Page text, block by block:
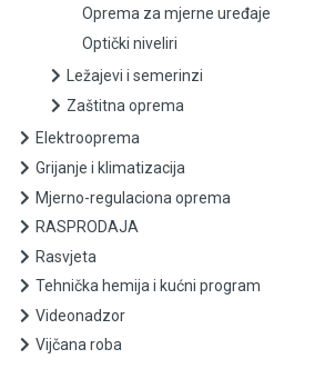
Oprema za mjerne uređaje
Optički niveliri
Zaštitna oprema
Elektrooprema
Grijanje i klimatizacija
Oprema za mjerne uređaje
Optički niveliri
Ležajevi i semerinzi
Zaštitna oprema
Elektrooprema
Grijanje i klimatizacija
Mjerno-regulaciona oprema
RASPRODAJA
Rasvjeta
Tehnička hemija i kućni program
Videonadzor
Vijčana roba